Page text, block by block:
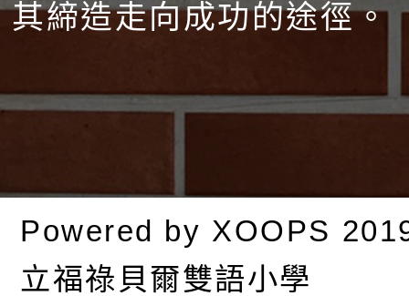
其締造走向成功的途徑。
Powered by XOOPS
立福祿貝爾雙語小學